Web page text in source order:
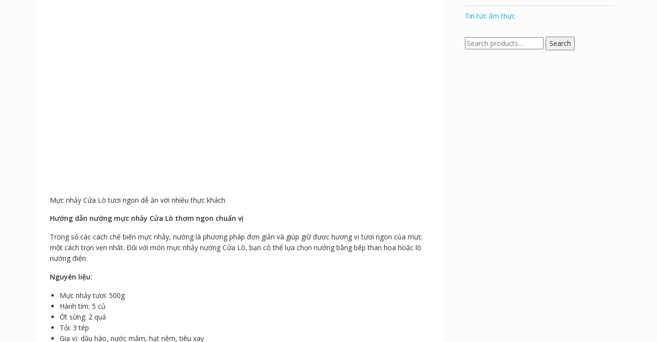
Mực nhảy Cửa Lò tươi ngon dễ ăn với nhiều thực khách
Hướng dẫn nướng mực nhảy Cửa Lò thơm ngon chuẩn vị
Trong số các cách chế biến mực nhảy, nướng là phương pháp đơn giản và giúp giữ được hương vị tươi ngon của mực
một cách trọn vẹn nhất. Đối với món mực nhảy nướng Cửa Lò, bạn có thể lựa chọn nướng bằng bếp than hoa hoặc lò
nướng điện.
Nguyên liệu:
Mực nhảy tươi: 500g
Hành tím: 5 củ
Ớt sừng: 2 quả
Tỏi: 3 tép
Gia vị: dầu hào, nước mắm, hạt nêm, tiêu xay
Tin tức ẩm thực
Search
for:
Search